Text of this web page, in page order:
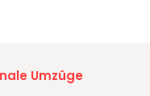
Umzüge